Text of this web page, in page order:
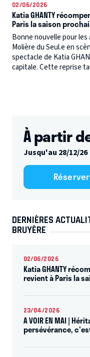
02/06/2026
Katia GHANTY
Paris la saison
Bonne nouvelle pour
Molière du Seul.e en
spectacle de Katia
capitale. Cette reprise
À partir
Jusqu'au 28/12/26
Réserver
DERNIÈRES
BRUYÈRE
02/06/2026
Katia GHANTY
revient à Paris la
23/04/2026
A VOIR EN MAI |
persévérance,